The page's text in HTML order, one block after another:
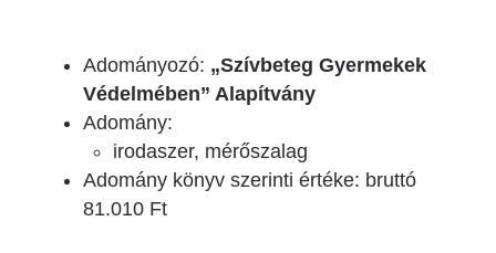
Adományozó: „Szívbeteg Gyermekek
Védelmében” Alapítvány
Adomány:
irodaszer, mérőszalag
Adomány könyv szerinti értéke: bruttó
81.010 Ft